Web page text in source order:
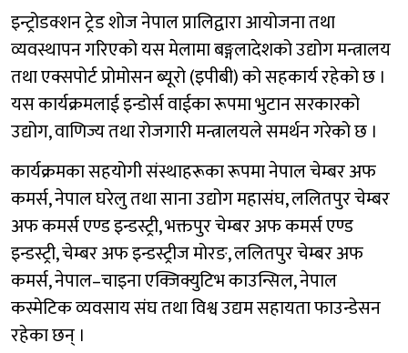
इन्ट्रोडक्शन ट्रेड शोज नेपाल प्रालिद्वारा आयोजना तथा
व्यवस्थापन गरिएको यस मेलामा बङ्गलादेशको उद्योग मन्त्रालय
तथा एक्सपोर्ट प्रोमोसन ब्यूरो (इपीबी) को सहकार्य रहेको छ ।
यस कार्यक्रमलाई इन्डोर्स वाईका रूपमा भुटान सरकारको
उद्योग, वाणिज्य तथा रोजगारी मन्त्रालयले समर्थन गरेको छ ।
कार्यक्रमका सहयोगी संस्थाहरूका रूपमा नेपाल चेम्बर अफ
कमर्स, नेपाल घरेलु तथा साना उद्योग महासंघ, ललितपुर चेम्बर
अफ कमर्स एण्ड इन्डस्ट्री, भक्तपुर चेम्बर अफ कमर्स एण्ड
इन्डस्ट्री, चेम्बर अफ इन्डस्ट्रीज मोरङ, ललितपुर चेम्बर अफ
कमर्स, नेपाल–चाइना एक्जिक्युटिभ काउन्सिल, नेपाल
कस्मेटिक व्यवसाय संघ तथा विश्व उद्यम सहायता फाउन्डेसन
रहेका छन् ।